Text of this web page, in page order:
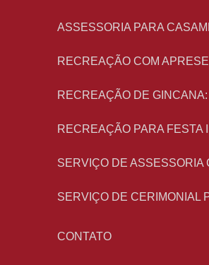
ASSESSORIA PARA
RECREAÇÃO COM
RECREAÇÃO DE
RECREAÇÃO PARA
SERVIÇO DE
SERVIÇO DE
CONTATO